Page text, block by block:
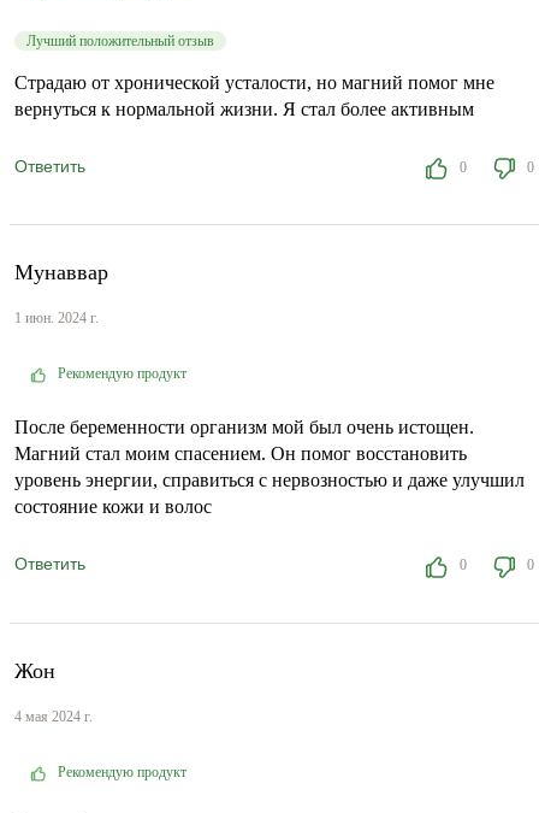
Лучший положительный отзыв
Страдаю от хронической усталости, но магний помог мне
вернуться к нормальной жизни. Я стал более активным
Ответить 0 0
Мунаввар
1 июн. 2024 г.
Рекомендую продукт
После беременности организм мой был очень истощен.
Магний стал моим спасением. Он помог восстановить
уровень энергии, справиться с нервозностью и даже улучшил
состояние кожи и волос
Ответить 0 0
Жон
4 мая 2024 г.
Рекомендую продукт